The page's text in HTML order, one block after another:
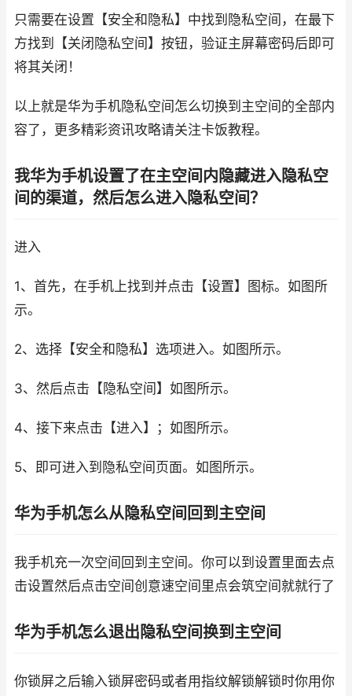
只需要在设置【安全和隐私】中找到隐私空间，在最下
方找到【关闭隐私空间】按钮，验证主屏幕密码后即可
将其关闭！
以上就是华为手机隐私空间怎么切换到主空间的全部内
容了，更多精彩资讯攻略请关注卡饭教程。
我华为手机设置了在主空间内隐藏进入隐私空
间的渠道，然后怎么进入隐私空间？
进入
1、首先，在手机上找到并点击【设置】图标。如图所
示。
2、选择【安全和隐私】选项进入。如图所示。
3、然后点击【隐私空间】如图所示。
4、接下来点击【进入】；如图所示。
5、即可进入到隐私空间页面。如图所示。
华为手机怎么从隐私空间回到主空间
我手机充一次空间回到主空间。你可以到设置里面去点
击设置然后点击空间创意速空间里点会筑空间就就行了
华为手机怎么退出隐私空间换到主空间
你锁屏之后输入锁屏密码或者用指纹解锁解锁时你用你